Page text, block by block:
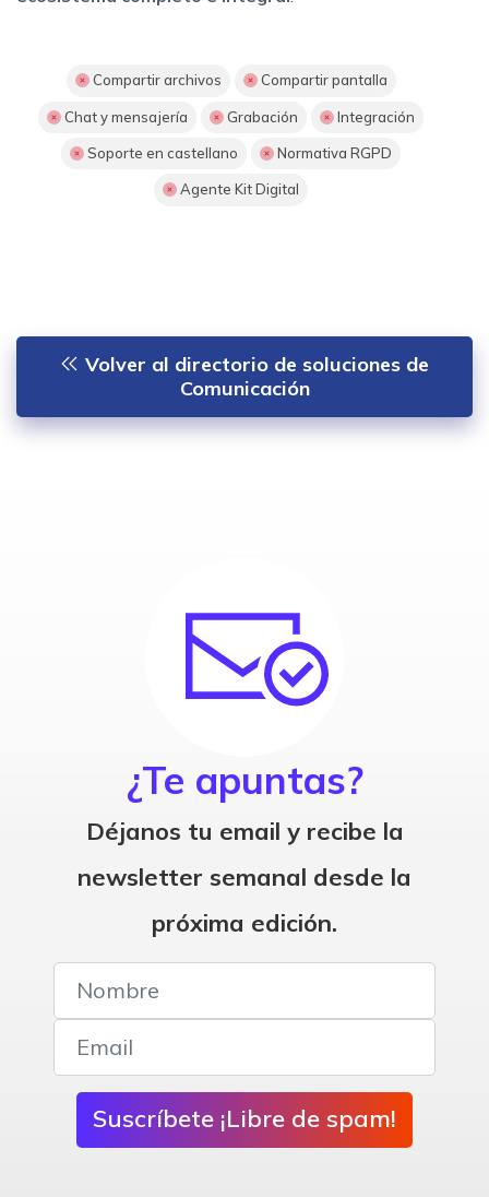
Compartir archivos Compartir pantalla
Chat y mensajería Grabación Integración
Soporte en castellano Normativa RGPD
Agente Kit Digital
Volver al directorio de soluciones de
Comunicación
¿Te apuntas?
Déjanos tu email y recibe la
newsletter semanal desde la
próxima edición.
Suscríbete ¡Libre de spam!